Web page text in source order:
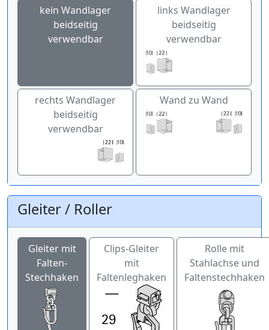
kein Wandlager
beidseitig
verwendbar
links Wandlager
beidseitig
verwendbar
rechts Wandlager
beidseitig
verwendbar
Wand zu Wand
Gleiter / Roller
Gleiter mit
Falten-
Stechhaken
Clips-Gleiter
mit
Faltenleghaken
Rolle mit
Stahlachse und
Faltenstechhaken